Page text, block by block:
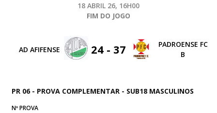
18 ABRIL 26, 16H00
FIM DO JOGO
AD AFIFENSE 24 - 37
PADROENSE FC
B
PR 06 - PROVA COMPLEMENTAR - SUB18 MASCULINOS
Nº PROVA